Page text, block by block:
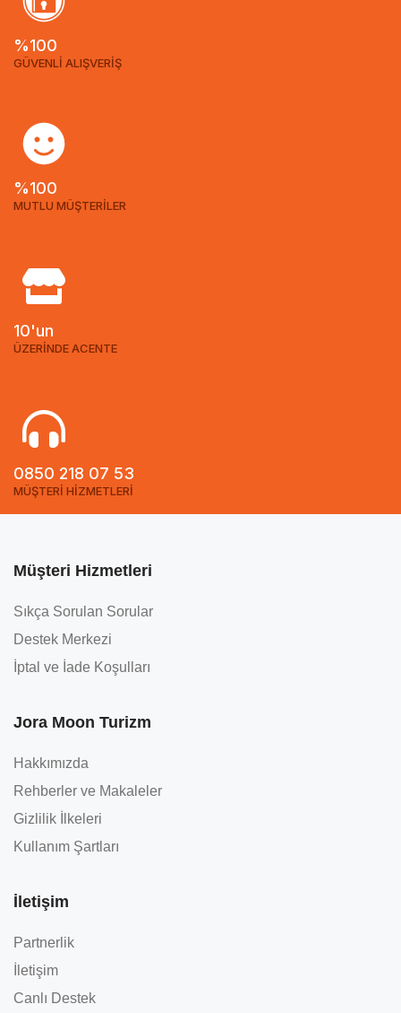
%100
GÜVENLİ ALIŞVERİŞ
%100
MUTLU MÜŞTERİLER
10'un
ÜZERİNDE ACENTE
0850 218 07 53
MÜŞTERİ HİZMETLERİ
Müşteri Hizmetleri
Sıkça Sorulan Sorular
Destek Merkezi
İptal ve İade Koşulları
Jora Moon Turizm
Hakkımızda
Rehberler ve Makaleler
Gizlilik İlkeleri
Kullanım Şartları
İletişim
Partnerlik
İletişim
Canlı Destek